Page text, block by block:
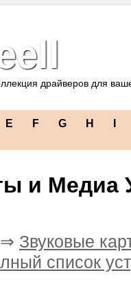
драйверов для
E F G H
и Медиа
⇒ Звуковые
список